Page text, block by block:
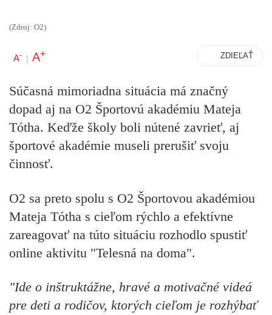
(Zdroj: O2)
A- | A+ ZDIEĽAŤ
Súčasná mimoriadna situácia má značný
dopad aj na O2 Športovú akadémiu Mateja
Tótha. Keďže školy boli nútené zavrieť, aj
športové akadémie museli prerušiť svoju
činnosť.
O2 sa preto spolu s O2 Športovou akadémiou
Mateja Tótha s cieľom rýchlo a efektívne
zareagovať na túto situáciu rozhodlo spustiť
online aktivitu "Telesná na doma".
"Ide o inštruktážne, hravé a motivačné videá
pre deti a rodičov, ktorých cieľom je rozhýbať